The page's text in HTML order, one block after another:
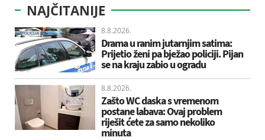
NAJČITANIJE
8.8.2026.
Drama u ranim jutarnjim satima:
Prijetio ženi pa bježao policiji. Pijan
se na kraju zabio u ogradu
8.8.2026.
Zašto WC daska s vremenom
postane labava: Ovaj problem
riješit ćete za samo nekoliko
minuta